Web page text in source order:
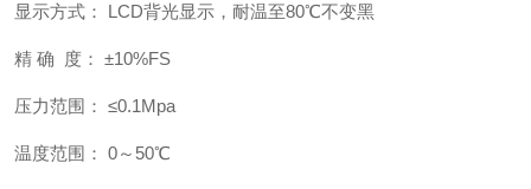
显示方式： LCD背光显示，耐温至80℃不变黑
精 确 度： ±10%FS
压力范围： ≤0.1Mpa
温度范围： 0～50℃